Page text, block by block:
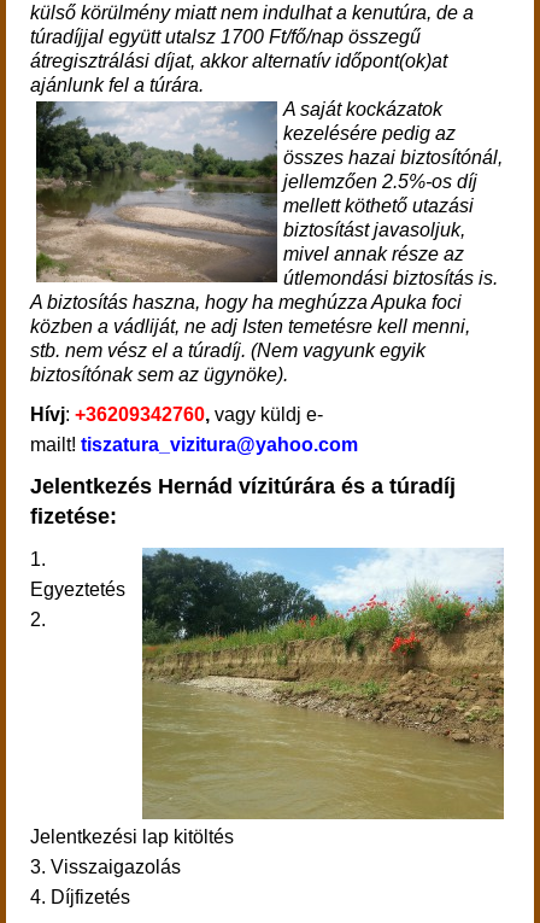
külső körülmény miatt nem indulhat a kenutúra, de a
túradíjjal együtt utalsz 1700 Ft/fő/nap összegű
átregisztrálási díjat, akkor alternatív időpont(ok)at
ajánlunk fel a túrára.
A saját kockázatok
kezelésére pedig az
összes hazai biztosítónál,
jellemzően 2.5%-os díj
mellett köthető utazási
biztosítást javasoljuk,
mivel annak része az
útlemondási biztosítás is.
A biztosítás haszna, hogy ha meghúzza Apuka foci
közben a vádliját, ne adj Isten temetésre kell menni,
stb. nem vész el a túradíj. (Nem vagyunk egyik
biztosítónak sem az ügynöke).
Hívj: +36209342760, vagy küldj e-
mailt! tiszatura_vizitura@yahoo.com
Jelentkezés Hernád vízitúrára és a túradíj
fizetése:
1.
Egyeztetés
2.
Jelentkezési lap kitöltés
3. Visszaigazolás
4. Díjfizetés